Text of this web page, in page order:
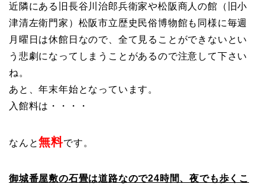
近隣にある旧長谷川治郎兵衛家や松阪商人の館（旧小
津清左衛門家）松阪市立歴史民俗博物館も同様に毎週
月曜日は休館日なので、全て見ることができないとい
う悲劇になってしまうことがあるので注意して下さい
ね。
あと、年末年始となっています。
入館料は・・・・
なんと無料です。
御城番屋敷の石畳は道路なので24時間、夜でも歩くこ